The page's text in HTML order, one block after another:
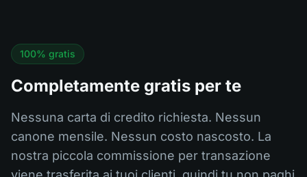
100% gratis
Completamente gratis per te
Nessuna carta di credito richiesta. Nessun
canone mensile. Nessun costo nascosto. La
nostra piccola commissione per transazione